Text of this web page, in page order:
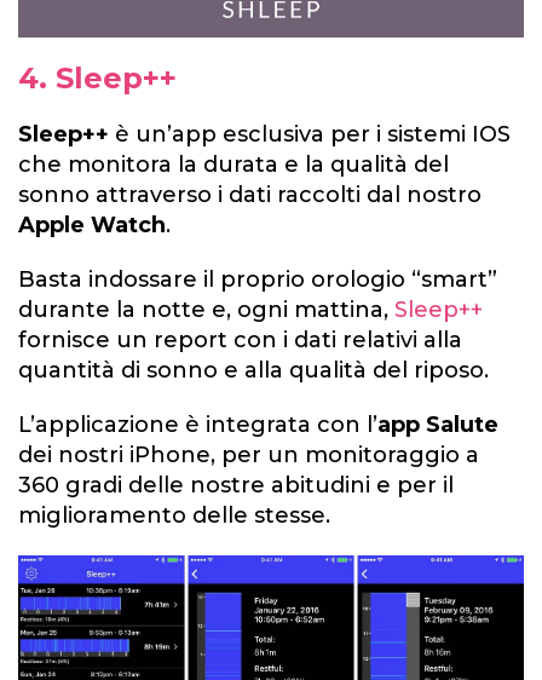
4. Sleep++
Sleep++ è un’app esclusiva per i sistemi IOS
che monitora la durata e la qualità del
sonno attraverso i dati raccolti dal nostro
Apple Watch.
Basta indossare il proprio orologio “smart”
durante la notte e, ogni mattina, Sleep++
fornisce un report con i dati relativi alla
quantità di sonno e alla qualità del riposo.
L’applicazione è integrata con l’app Salute
dei nostri iPhone, per un monitoraggio a
360 gradi delle nostre abitudini e per il
miglioramento delle stesse.